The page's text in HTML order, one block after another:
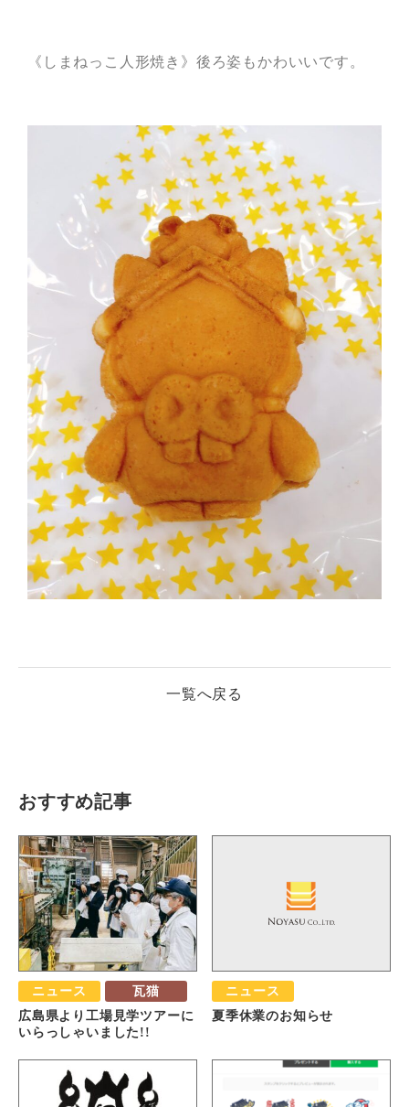
《しまねっこ人形焼き》後ろ姿もかわいいです。
一覧へ戻る
おすすめ記事
ニュース 瓦猫
広島県より工場見学ツアーに
いらっしゃいました!!
ニュース
夏季休業のお知らせ